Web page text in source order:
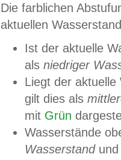
Die farblichen
aktuellen
Ist der aktuelle
als niedriger
Liegt der
gilt dies als
mit Grün
Wasserstände
Wasserstandund